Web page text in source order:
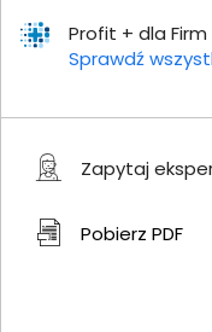
Profit + dla Firm
Sprawdź
Zapytaj
Pobierz PDF